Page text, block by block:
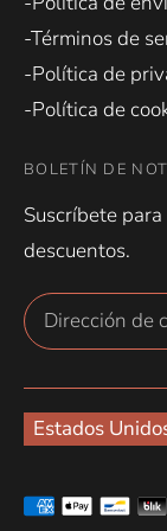
-Términos de
-Política de
-Política de
BOLETÍN DE
Suscríbete
descuentos.
Moneda
Estados
Métodos